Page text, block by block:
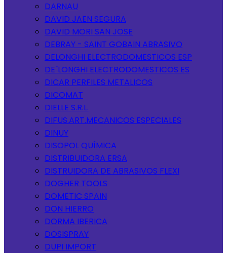
DARNAU
DAVID JAEN SEGURA
DAVID MORI SAN JOSE
DEBRAY - SAINT GOBAIN ABRASIVO
DELONGHI ELECTRODOMESTICOS ESP
DE´LONGHI ELECTRODOMESTICOS ES
DICAR PERFILES METALICOS
DICOMAT
DIELLE S.R.L.
DIFUS.ART.MECANICOS ESPECIALES
DINUY
DISOPOL QUÍMICA
DISTRIBUIDORA ERSA
DISTRUIDORA DE ABRASIVOS FLEXI
DOGHER TOOLS
DOMETIC SPAIN
DON HIERRO
DORMA IBERICA
DOSISPRAY
DUPI IMPORT